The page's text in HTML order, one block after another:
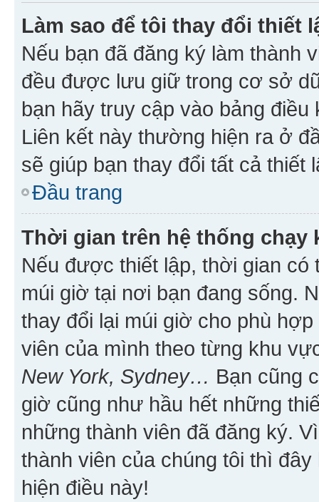
Làm sao để tôi thay đổi thiết
Nếu bạn đã đăng ký làm thành
đều được lưu giữ trong cơ sở
bạn hãy truy cập vào bảng
Liên kết này thường hiện ra ở
sẽ giúp bạn thay đổi tất cả thiết
Đầu trang
Thời gian trên hệ thống chạy
Nếu được thiết lập, thời gian
múi giờ tại nơi bạn đang sống.
thay đổi lại múi giờ cho phù
viên của mình theo từng khu
New York, Sydney… Bạn cũng
giờ cũng như hầu hết những
những thành viên đã đăng ký.
thành viên của chúng tôi thì
hiện điều này!